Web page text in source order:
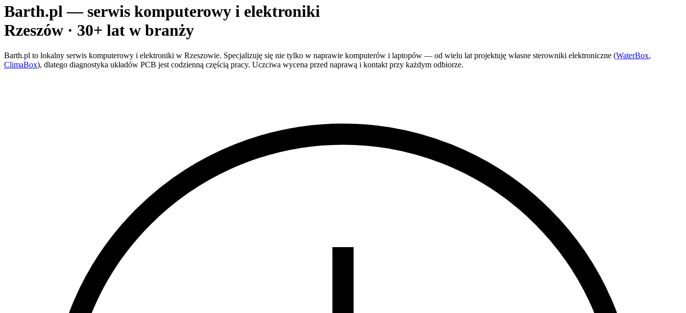
Barth.pl — serwis komputerowy i elektroniki
Rzeszów · 30+ lat w branży
Barth.pl to lokalny serwis komputerowy i elektroniki w Rzeszowie. Specjalizuję się nie tylko w naprawie komputerów i laptopów — od wielu lat projektuję własne sterowniki elektroniczne (WaterBox,
ClimaBox), dlatego diagnostyka układów PCB jest codzienną częścią pracy. Uczciwa wycena przed naprawą i kontakt przy każdym odbiorze.